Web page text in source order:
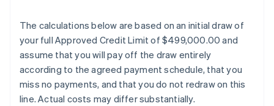
The calculations below are based on an initial draw of
your full Approved Credit Limit of $499,000.00 and
assume that you will pay off the draw entirely
according to the agreed payment schedule, that you
miss no payments, and that you do not redraw on this
line. Actual costs may differ substantially.